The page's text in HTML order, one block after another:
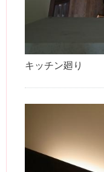
キッチン廻り